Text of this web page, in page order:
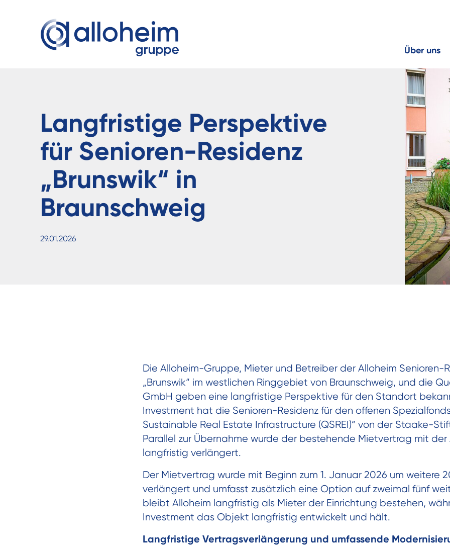
Über uns
Langfristige Perspektive
für Senioren-Residenz
„Brunswik“ in
Braunschweig
29.01.2026
Die Alloheim-Gruppe, Mieter und Betreiber der Alloheim Senioren-
„Brunswik“ im westlichen Ringgebiet von Braunschweig, und die
GmbH geben eine langfristige Perspektive für den Standort
Investment hat die Senioren-Residenz für den offenen
Sustainable Real Estate Infrastructure (QSREI)“ von der Staake-
Parallel zur Übernahme wurde der bestehende Mietvertrag mit
langfristig verlängert.
Der Mietvertrag wurde mit Beginn zum 1. Januar 2026 um weitere
verlängert und umfasst zusätzlich eine Option auf zweimal fünf
bleibt Alloheim langfristig als Mieter der Einrichtung bestehen,
Investment das Objekt langfristig entwickelt und hält.
Langfristige Vertragsverlängerung und umfassende